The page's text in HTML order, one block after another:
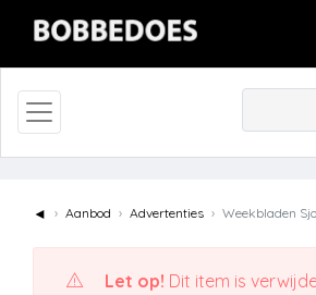
◄ Aanbod Advertenties Weekbladen
Let op! Dit item is